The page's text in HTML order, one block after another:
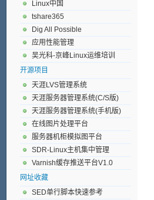
Linux中国
tshare365
Dig All Possible
应用性能管理
吴光科-京峰Linux运维培训
开源项目
天涯LVS管理系统
天涯服务器管理系统(C/S版)
天涯服务器管理系统(手机版)
在线图片处理平台
服务器机柜模拟图平台
SDR-Linux主机集中管理
Varnish缓存推送平台V1.0
网址收藏
SED单行脚本快速参考